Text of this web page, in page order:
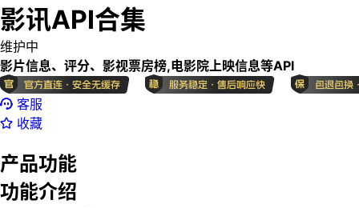
影讯API合集
维护中
影片信息、评分、影视票房榜,电影院上映信息等API
客服
收藏
产品功能
功能介绍